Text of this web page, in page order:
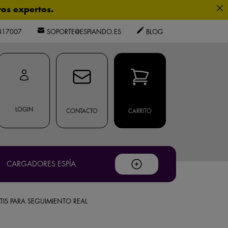
SOPORTE@ESPIANDO.ES BLOG
LOGIN CONTACTO CARRITO
CARGADORES ESPÍA
PARA SEGUIMIENTO REAL
expertos.